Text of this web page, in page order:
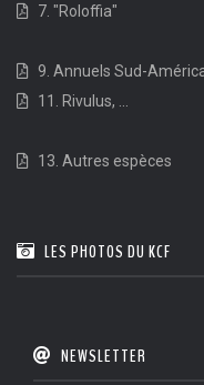
7. "Roloffia"
9. Annuels Sud-
11. Rivulus, ...
13. Autres espèces
LES PHOTOS DU KCF
NEWSLETTER